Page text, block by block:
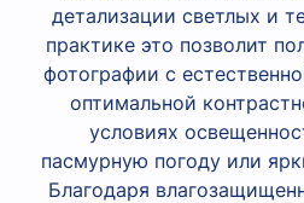
детализации светлых и
практике это позволит
фотографии с
оптимальной
условиях
пасмурную погоду или
Благодаря